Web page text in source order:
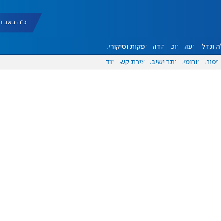
כ"ה באב תשפ"ו
ונדל"ן דעות אוכל יהדות הפקות וסיקורים
ספורט פורומים אתר ישיבה יצירת קשר עוד